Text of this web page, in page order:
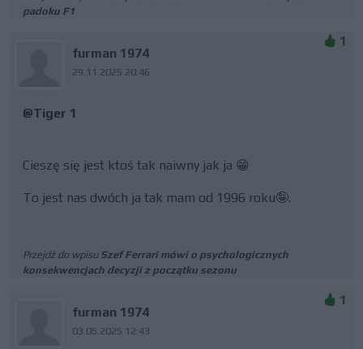
padoku F1
furman 1974
29.11.2025 20:46
1
@Tiger 1
Cieszę się jest ktoś tak naiwny jak ja 😁
To jest nas dwóch ja tak mam od 1996 roku🤪.
Przejdź do wpisu Szef Ferrari mówi o psychologicznych
konsekwencjach decyzji z początku sezonu
furman 1974
03.05.2025 12:43
1